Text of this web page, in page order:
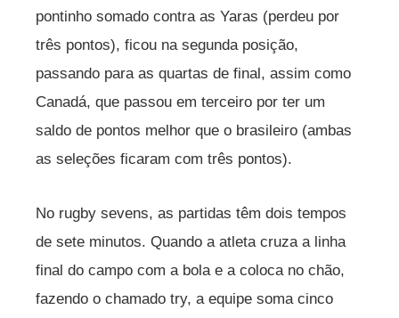
pontinho somado contra as Yaras (perdeu por
três pontos), ficou na segunda posição,
passando para as quartas de final, assim como
Canadá, que passou em terceiro por ter um
saldo de pontos melhor que o brasileiro (ambas
as seleções ficaram com três pontos).
No rugby sevens, as partidas têm dois tempos
de sete minutos. Quando a atleta cruza a linha
final do campo com a bola e a coloca no chão,
fazendo o chamado try, a equipe soma cinco